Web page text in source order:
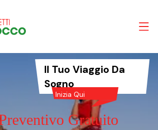
Il Tuo Viaggio Da
Sogno
Inizia Qui
Gratuito